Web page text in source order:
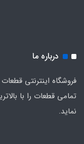
درباره ما
فروشگاه اینترنتی
تمامی قطعات را با
نماید.